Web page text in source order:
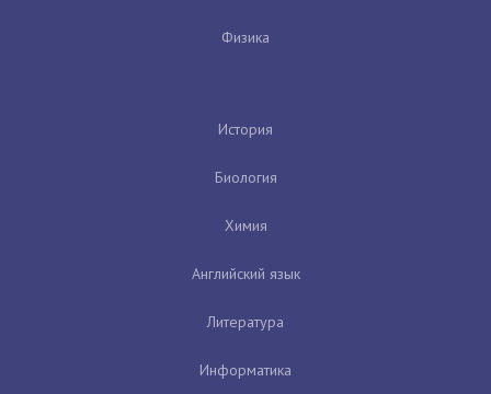
Физика
История
Биология
Химия
Английский язык
Литература
Информатика